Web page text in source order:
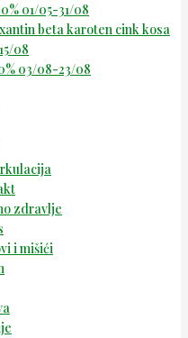
01/05-31/08
beta karoten cink kosa
08
03/08-23/08
zdravlje
i mišići